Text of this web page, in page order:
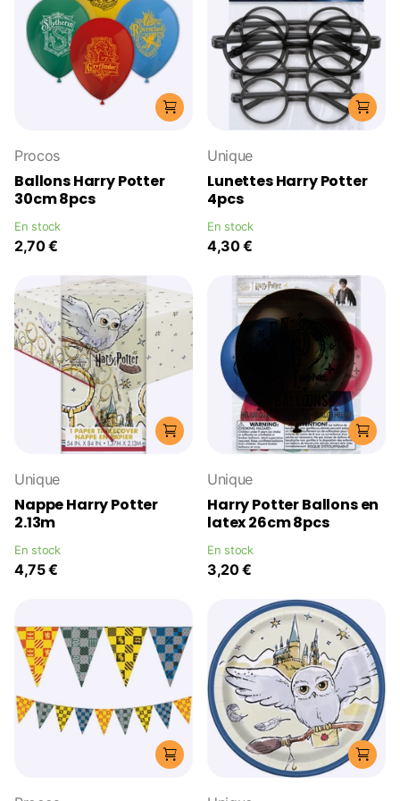
Procos
Ballons Harry Potter
30cm 8pcs
En stock
2,70 €
Unique
Lunettes Harry Potter
4pcs
En stock
4,30 €
Unique
Nappe Harry Potter
2.13m
En stock
4,75 €
Unique
Harry Potter Ballons en
latex 26cm 8pcs
En stock
3,20 €